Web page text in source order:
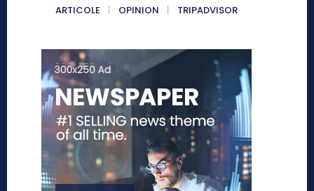
ARTICOLE OPINION TRIPADVISOR